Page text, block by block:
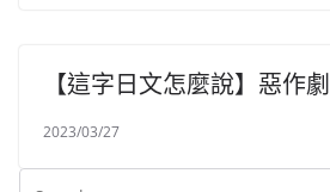
【這字日文怎麼說】惡作劇
2023/03/27